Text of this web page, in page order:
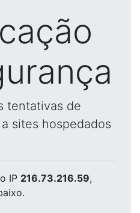
tentativas de
sites hospedados
IP 216.73.216.59,